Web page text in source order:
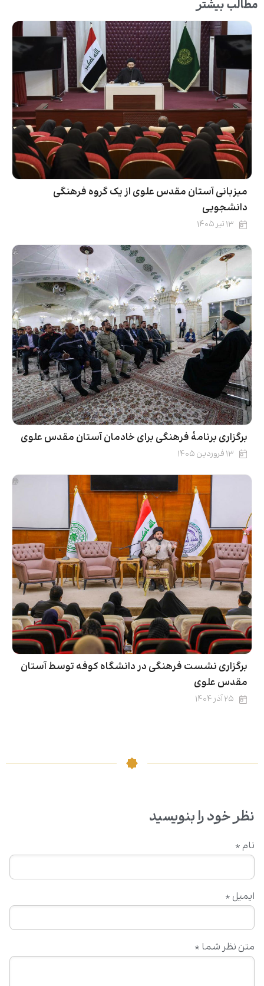
مطالب بیشتر
میزبانی آستان مقدس علوی از یک گروه فرهنگی
دانشجویی
۱۳ تیر ۱۴۰۵
برگزاری برنامۀ فرهنگی برای خادمان آستان مقدس علوی
۱۳ فروردین ۱۴۰۵
برگزاری نشست فرهنگی در دانشگاه کوفه توسط آستان
مقدس علوی
۲۵ آذر ۱۴۰۴
نظر خود را بنویسید
متن نظر شما *
نام *
ایمیل *